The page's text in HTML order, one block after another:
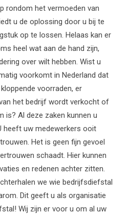
rondom het vermoeden van
u de oplossing door u bij te
op te lossen. Helaas kan er
heel wat aan de hand zijn,
over wilt hebben. Wist u
voorkomt in Nederland dat
voorraden, er
het bedrijf wordt verkocht of
is? Al deze zaken kunnen u
heeft uw medewerkers ooit
Het is geen fijn gevoel
schaadt. Hier kunnen
en redenen achter zitten.
we wie bedrijfsdiefstal
Dit geeft u als organisatie
Wij zijn er voor u om al uw